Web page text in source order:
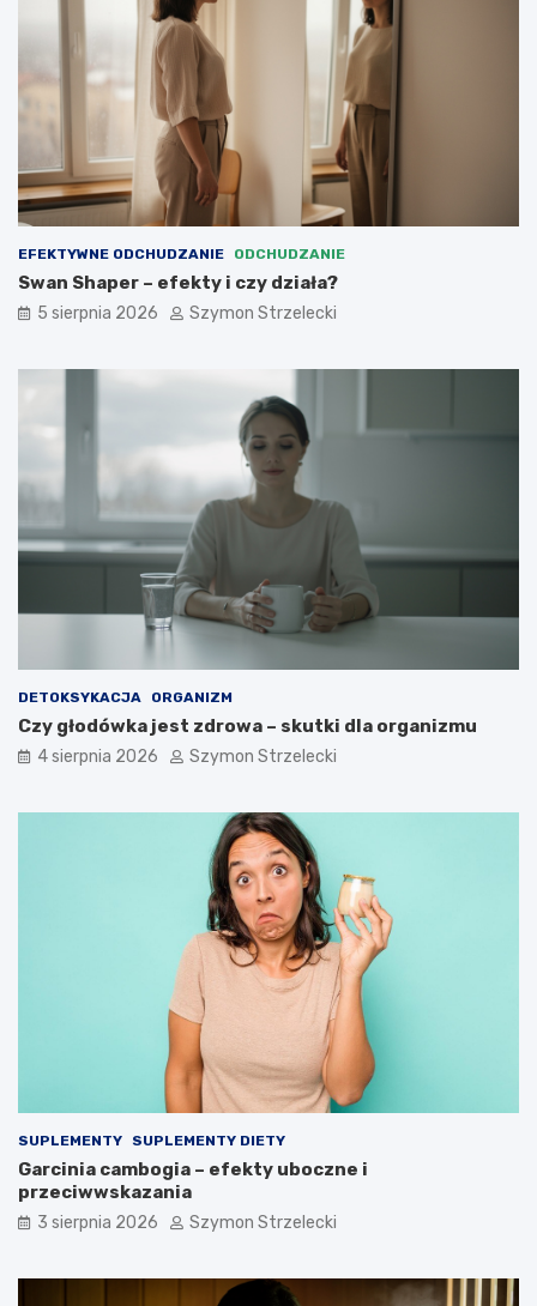
EFEKTYWNE ODCHUDZANIE ODCHUDZANIE
Swan Shaper – efekty i czy działa?
5 sierpnia 2026 Szymon Strzelecki
DETOKSYKACJA ORGANIZM
Czy głodówka jest zdrowa – skutki dla organizmu
4 sierpnia 2026 Szymon Strzelecki
SUPLEMENTY SUPLEMENTY DIETY
Garcinia cambogia – efekty uboczne i
przeciwwskazania
3 sierpnia 2026 Szymon Strzelecki